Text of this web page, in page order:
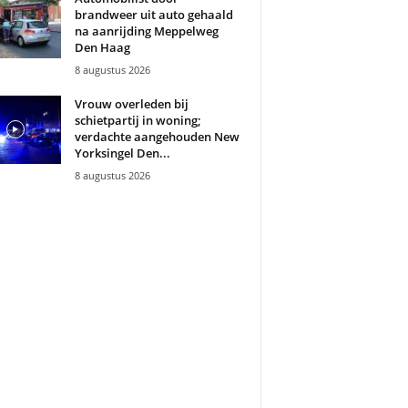
brandweer uit auto gehaald
na aanrijding Meppelweg
Den Haag
8 augustus 2026
Vrouw overleden bij
schietpartij in woning;
verdachte aangehouden New
Yorksingel Den...
8 augustus 2026